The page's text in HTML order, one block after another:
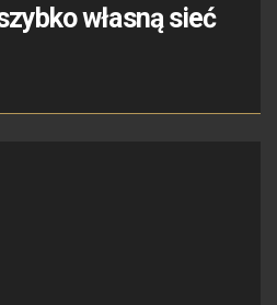
własną sieć